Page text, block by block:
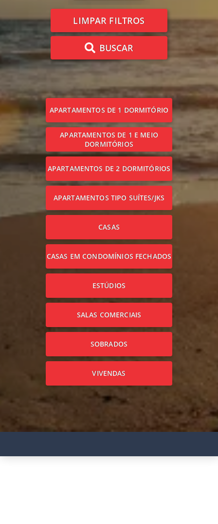
LIMPAR FILTROS
BUSCAR
APARTAMENTOS DE 1 DORMITÓRIO
APARTAMENTOS DE 1 E MEIO
DORMITÓRIOS
APARTAMENTOS DE 2 DORMITÓRIOS
APARTAMENTOS TIPO SUÍTES/JKS
CASAS
CASAS EM CONDOMÍNIOS FECHADOS
ESTÚDIOS
SALAS COMERCIAIS
SOBRADOS
VIVENDAS